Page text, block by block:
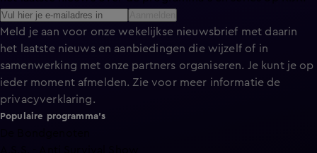
Meld je aan voor onze wekelijkse nieuwsbrief met daarin
het laatste nieuws en aanbiedingen die wijzelf of in
samenwerking met onze partners organiseren. Je kunt je op
ieder moment afmelden. Zie voor meer informatie de
privacyverklaring.
Populaire programma's